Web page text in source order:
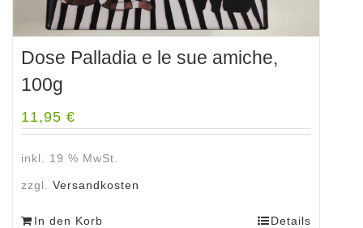
Dose Palladia e le sue amiche,
100g
11,95 €
inkl. 19 % MwSt.
zzgl. Versandkosten
In den Korb Details